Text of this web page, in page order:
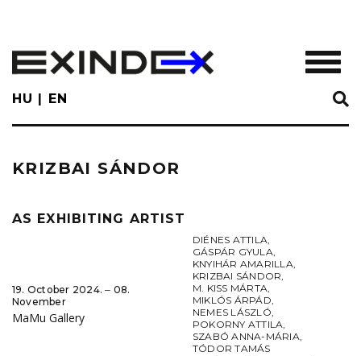
main
content
HU EN
KRIZBAI SÁNDOR
AS EXHIBITING ARTIST
19. October 2024. ‒ 08.
November
MaMu Gallery
DIÉNES ATTILA,
GÁSPÁR GYULA,
KNYIHÁR AMARILLA,
KRIZBAI SÁNDOR,
M. KISS MÁRTA,
MIKLÓS ÁRPÁD,
NEMES LÁSZLÓ,
POKORNY ATTILA,
SZABÓ ANNA-MÁRIA,
TÓDOR TAMÁS